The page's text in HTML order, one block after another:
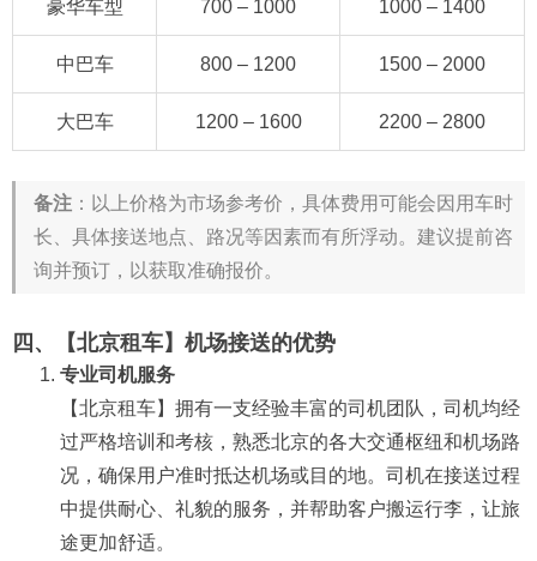
豪华车型 700 – 1000 1000 – 1400
中巴车 800 – 1200 1500 – 2000
大巴车 1200 – 1600 2200 – 2800
备注 ：以上价格为市场参考价，具体费用可能会因用车时
长、具体接送地点、路况等因素而有所浮动。建议提前咨
询并预订，以获取准确报价。
四、【北京租车】机场接送的优势
专业司机服务
【北京租车】拥有一支经验丰富的司机团队，司机均经
过严格培训和考核，熟悉北京的各大交通枢纽和机场路
况，确保用户准时抵达机场或目的地。司机在接送过程
中提供耐心、礼貌的服务，并帮助客户搬运行李，让旅
途更加舒适。